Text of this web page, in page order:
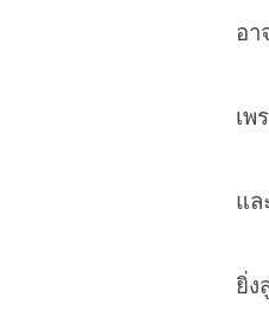
อาจต้อง
เพราะพื้
และลดต่
ยิ่งสูงยิ่ง